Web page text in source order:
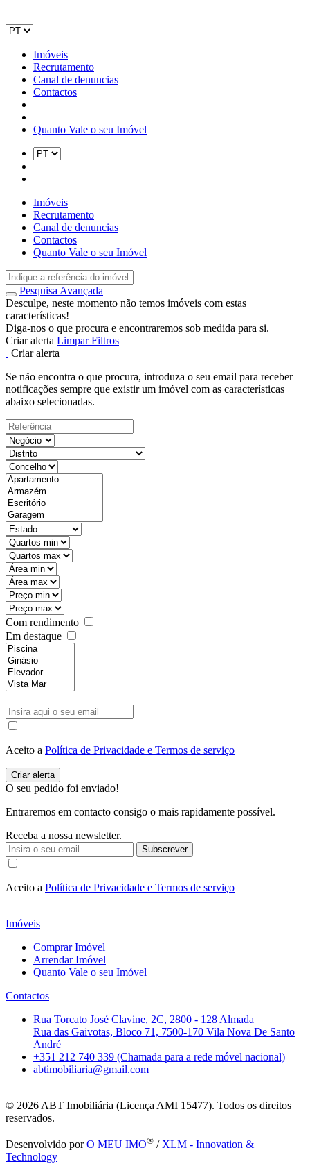
Imóveis
Recrutamento
Canal de denuncias
Contactos
Quanto Vale o seu Imóvel
Imóveis
Recrutamento
Canal de denuncias
Contactos
Quanto Vale o seu Imóvel
Pesquisa Avançada
Desculpe, neste momento não temos imóveis com estas
características!
Diga-nos o que procura e encontraremos sob medida para si.
Criar alerta Limpar Filtros
Criar alerta
Se não encontra o que procura, introduza o seu email para receber
notificações sempre que existir um imóvel com as características
abaixo selecionadas.
Com rendimento
Em destaque
Aceito a Política de Privacidade e Termos de serviço
O seu pedido foi enviado!
Entraremos em contacto consigo o mais rapidamente possível.
Receba a nossa newsletter.
Subscrever
Aceito a Política de Privacidade e Termos de serviço
Imóveis
Comprar Imóvel
Arrendar Imóvel
Quanto Vale o seu Imóvel
Contactos
Rua Torcato José Clavine, 2C, 2800 - 128 Almada
Rua das Gaivotas, Bloco 71, 7500-170 Vila Nova De Santo
André
+351 212 740 339 (Chamada para a rede móvel nacional)
abtimobiliaria@gmail.com
© 2026 ABT Imobiliária (Licença AMI 15477). Todos os direitos
reservados.
Desenvolvido porO MEU IMO® / XLM - Innovation &
Technology